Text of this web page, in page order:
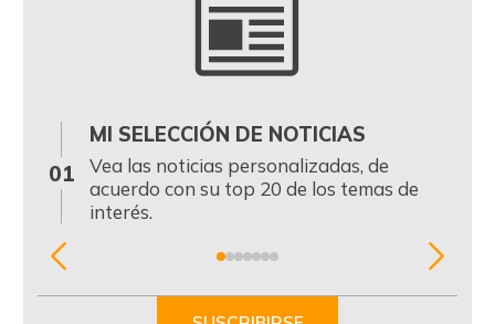
01
MI SELECCIÓN DE NOTICIAS
Vea las noticias personalizadas, de
acuerdo con su top 20 de los temas de
interés.
Item